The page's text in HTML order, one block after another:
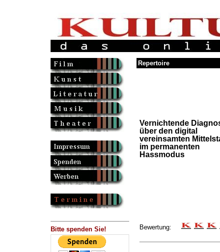
Bitte spenden Sie!
Repertoire
Vernichtende
über den digital
vereinsamten
im permanenten
Hassmodus
Bewertung: